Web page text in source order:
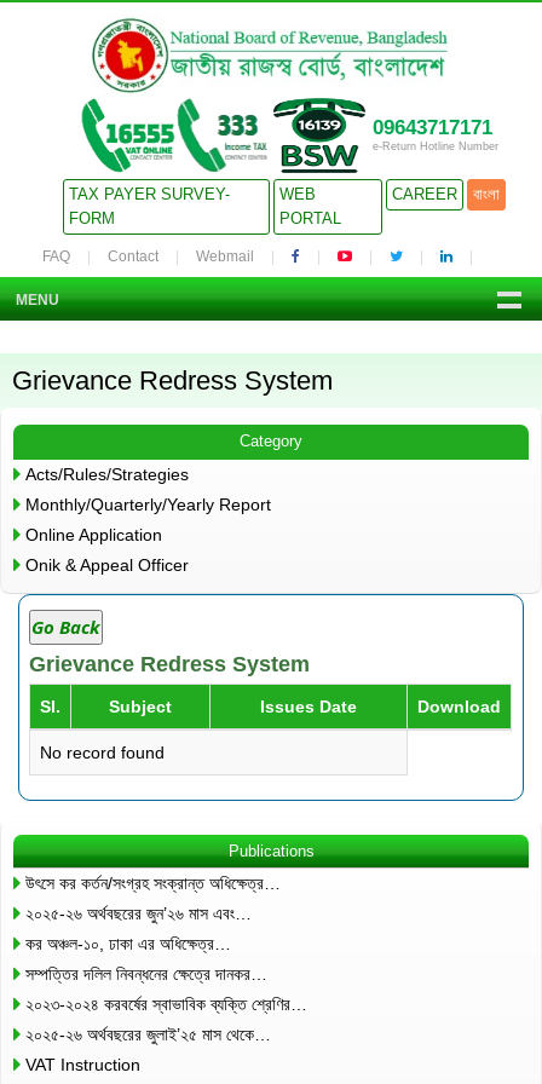
09643717171
e-Return Hotline Number
TAX PAYER SURVEY-
FORM
WEB
PORTAL
CAREER বাংলা
FAQ Contact Webmail
MENU
Grievance Redress System
Category
Acts/Rules/Strategies
Monthly/Quarterly/Yearly Report
Online Application
Onik & Appeal Officer
Go Back
Grievance Redress System
Sl. Subject Issues Date Download
No record found
Publications
উৎসে কর কর্তন/সংগ্রহ সংক্রান্ত অধিক্ষেত্র…
২০২৫-২৬ অর্থবছরের জুন’২৬ মাস এবং…
কর অঞ্চল-১০, ঢাকা এর অধিক্ষেত্র…
সম্পত্তির দলিল নিবন্ধনের ক্ষেত্রে দানকর…
২০২৩-২০২৪ করবর্ষের স্বাভাবিক ব্যক্তি শ্রেণির…
২০২৫-২৬ অর্থবছরের জুলাই’২৫ মাস থেকে…
VAT Instruction